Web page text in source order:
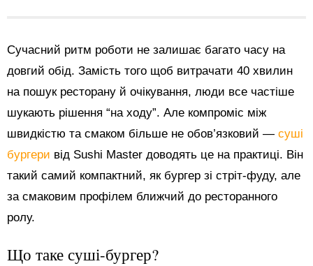
Сучасний ритм роботи не залишає багато часу на
довгий обід. Замість того щоб витрачати 40 хвилин
на пошук ресторану й очікування, люди все частіше
шукають рішення “на ходу”. Але компроміс між
швидкістю та смаком більше не обов’язковий — суші
бургери від Sushi Master доводять це на практиці. Він
такий самий компактний, як бургер зі стріт-фуду, але
за смаковим профілем ближчий до ресторанного
ролу.
Що таке суші-бургер?